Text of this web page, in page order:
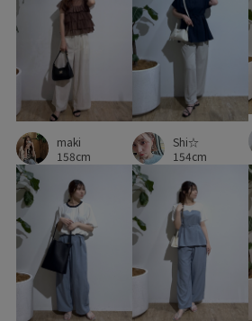
デイリーで活躍 デニムに合わせる
トレンド ドライ ハリ感
フリーサイズ
ポリエステル マットサテン マニ
ミニバッグ メッシュ メリハリ
ワイドパンツ ワンショルダー
光沢感 冷んやり 凹凸感 取
大人カジュアル 安定感
抜け感 日傘 柔ら
maki
158cm
Shi☆
154cm